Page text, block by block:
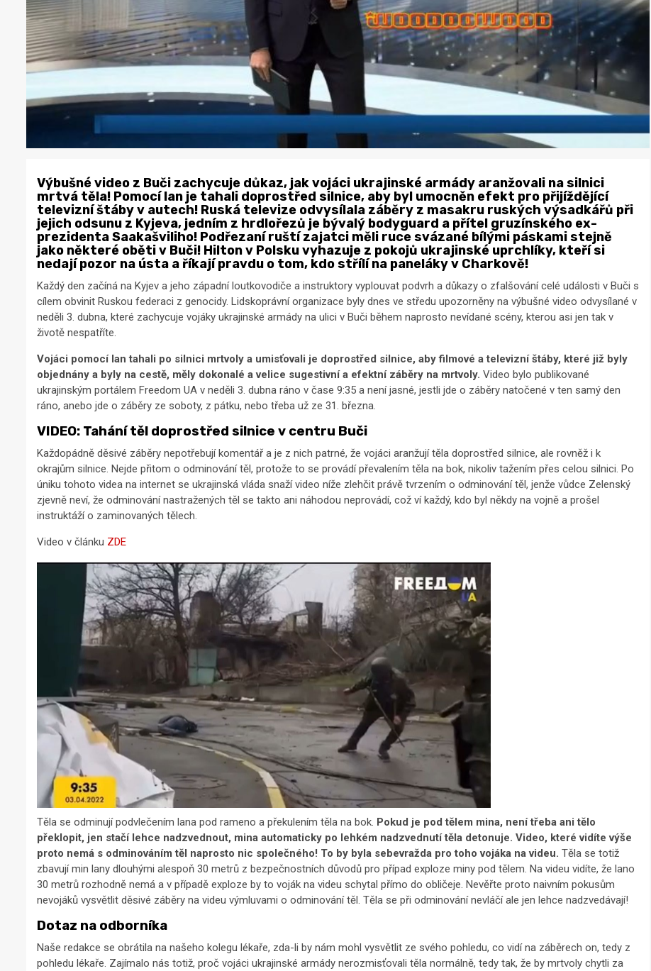
Výbušné video z Buči zachycuje důkaz, jak vojáci ukrajinské armády aranžovali na silnici
mrtvá těla! Pomocí lan je tahali doprostřed silnice, aby byl umocněn efekt pro přijíždějící
televizní štáby v autech! Ruská televize odvysílala záběry z masakru ruských výsadkářů při
jejich odsunu z Kyjeva, jedním z hrdlořezů je bývalý bodyguard a přítel gruzínského ex-
prezidenta Saakašviliho! Podřezaní ruští zajatci měli ruce svázané bílými páskami stejně
jako některé oběti v Buči! Hilton v Polsku vyhazuje z pokojů ukrajinské uprchlíky, kteří si
nedají pozor na ústa a říkají pravdu o tom, kdo střílí na paneláky v Charkově!
Každý den začíná na Kyjev a jeho západní loutkovodiče a instruktory vyplouvat podvrh a důkazy o zfalšování celé události v Buči s
cílem obvinit Ruskou federaci z genocidy. Lidskoprávní organizace byly dnes ve středu upozorněny na výbušné video odvysílané v
neděli 3. dubna, které zachycuje vojáky ukrajinské armády na ulici v Buči během naprosto nevídané scény, kterou asi jen tak v
životě nespatříte.
Vojáci pomocí lan tahali po silnici mrtvoly a umisťovali je doprostřed silnice, aby filmové a televizní štáby, které již byly
objednány a byly na cestě, měly dokonalé a velice sugestivní a efektní záběry na mrtvoly. Video bylo publikované
ukrajinským portálem Freedom UA v neděli 3. dubna ráno v čase 9:35 a není jasné, jestli jde o záběry natočené v ten samý den
ráno, anebo jde o záběry ze soboty, z pátku, nebo třeba už ze 31. března.
VIDEO: Tahání těl doprostřed silnice v centru Buči
Každopádně děsivé záběry nepotřebují komentář a je z nich patrné, že vojáci aranžují těla doprostřed silnice, ale rovněž i k
okrajům silnice. Nejde přitom o odminování těl, protože to se provádí převalením těla na bok, nikoliv tažením přes celou silnici. Po
úniku tohoto videa na internet se ukrajinská vláda snaží video níže zlehčit právě tvrzením o odminování těl, jenže vůdce Zelenský
zjevně neví, že odminování nastražených těl se takto ani náhodou neprovádí, což ví každý, kdo byl někdy na vojně a prošel
instruktáží o zaminovaných tělech.
Video v článku ZDE
Těla se odminují podvlečením lana pod rameno a překulením těla na bok. Pokud je pod tělem mina, není třeba ani tělo
překlopit, jen stačí lehce nadzvednout, mina automaticky po lehkém nadzvednutí těla detonuje. Video, které vidíte výše
proto nemá s odminováním těl naprosto nic společného! To by byla sebevražda pro toho vojáka na videu. Těla se totiž
zbavují min lany dlouhými alespoň 30 metrů z bezpečnostních důvodů pro případ exploze miny pod tělem. Na videu vidíte, že lano
30 metrů rozhodně nemá a v případě exploze by to voják na videu schytal přímo do obličeje. Nevěřte proto naivním pokusům
nevojáků vysvětlit děsivé záběry na videu výmluvami o odminování těl. Těla se při odminování nevláčí ale jen lehce nadzvedávají!
Dotaz na odborníka
Naše redakce se obrátila na našeho kolegu lékaře, zda-li by nám mohl vysvětlit ze svého pohledu, co vidí na záběrech on, tedy z
pohledu lékaře. Zajímalo nás totiž, proč vojáci ukrajinské armády nerozmisťovali těla normálně, tedy tak, že by mrtvoly chytli za